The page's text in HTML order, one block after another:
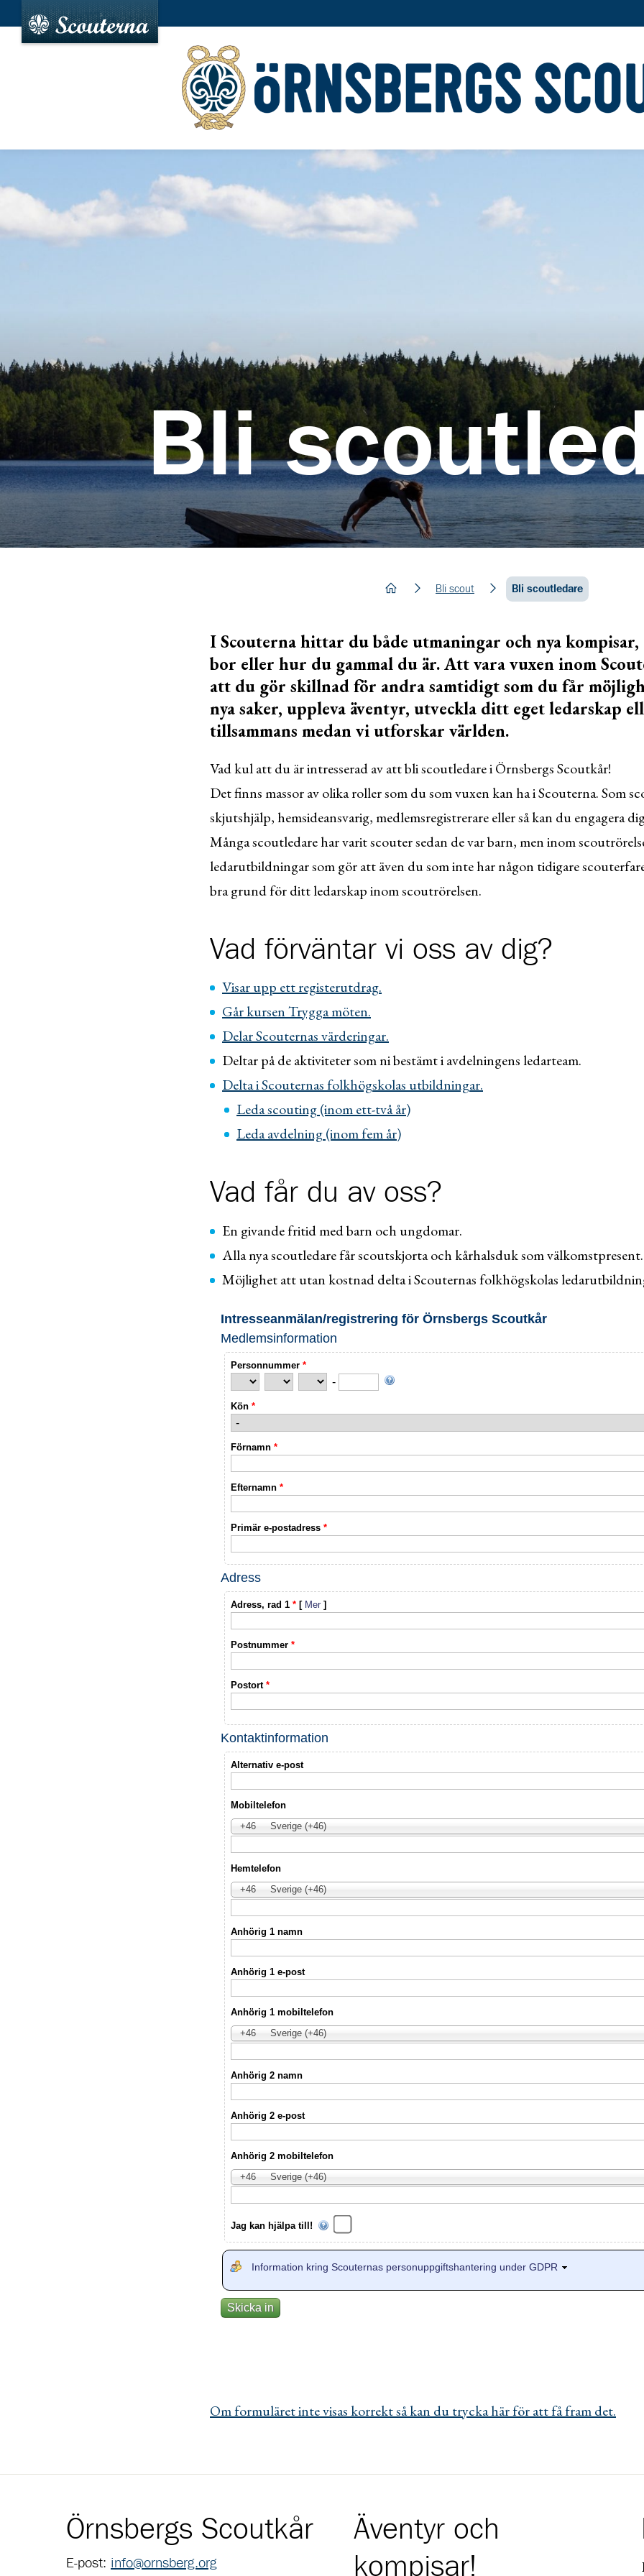
Bli
hem Bli scout Bli scoutledare
I Scouterna hittar du både utmaningar och nya kompisar,
bor eller hur du gammal du är. Att vara vuxen inom
att du gör skillnad för andra samtidigt som du får
nya saker, uppleva äventyr, utveckla ditt eget ledarskap
tillsammans medan vi utforskar världen.
Vad kul att du är intresserad av att bli scoutledare i Örnsbergs Scoutkår!
Det finns massor av olika roller som du som vuxen kan ha i Scouterna. Som
skjutshjälp, hemsideansvarig, medlemsregistrerare eller så kan du engagera
Många scoutledare har varit scouter sedan de var barn, men inom
ledarutbildningar som gör att även du som inte har någon tidigare
bra grund för ditt ledarskap inom scoutrörelsen.
Vad förväntar vi oss av dig?
Visar upp ett registerutdrag.
Går kursen Trygga möten.
Delar Scouternas värderingar.
Deltar på de aktiviteter som ni bestämt i avdelningens ledarteam.
Delta i Scouternas folkhögskolas utbildningar.
Leda scouting (inom ett-två år)
Leda avdelning (inom fem år)
Vad får du av oss?
En givande fritid med barn och ungdomar.
Alla nya scoutledare får scoutskjorta och kårhalsduk som välkomstpresent.
Möjlighet att utan kostnad delta i Scouternas folkhögskolas
Om formuläret inte visas korrekt så kan du trycka här för att få fram det.
Örnsbergs Scoutkår
E-post: info@ornsberg.org
Äventyr och
kompisar!